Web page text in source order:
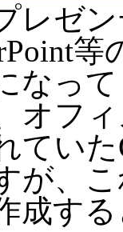
レゼ
なっ
オフ
てい
が、
成す